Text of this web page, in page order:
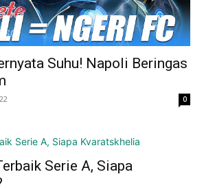
Suhu! Napoli Beringas
0
Serie A, Siapa